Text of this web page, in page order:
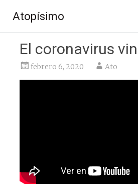
contenido
Atopísimo
El coronavirus
febrero 6, 2020 Ato